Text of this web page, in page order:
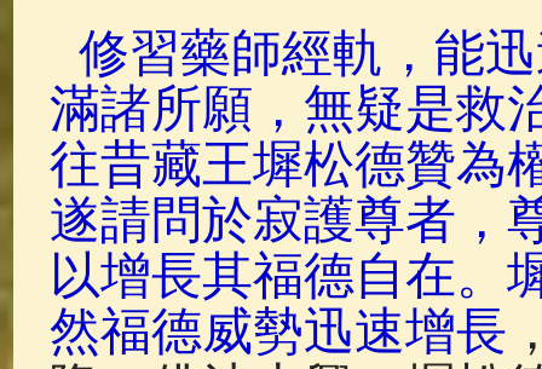
修習藥師經軌，能
滿諸所願，無疑是救
往昔藏王墀松德贊為
遂請問於寂護尊者，
以增長其福德自在。
然福德威勢迅速增長